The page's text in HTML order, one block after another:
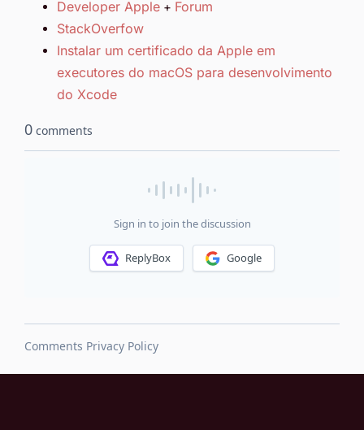
Developer Apple + Forum
StackOverfow
Instalar um certificado da Apple em
executores do macOS para desenvolvimento
do Xcode